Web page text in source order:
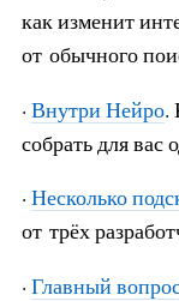
как изменит
от обычного
· Внутри Нейро.
собрать для вас
· Несколько
от трёх
· Главный